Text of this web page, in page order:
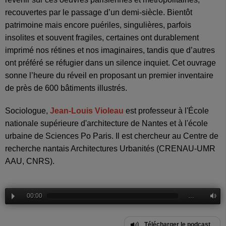
recouvertes par le passage d’un demi-siècle. Bientôt
patrimoine mais encore puériles, singulières, parfois
insolites et souvent fragiles, certaines ont durablement
imprimé nos rétines et nos imaginaires, tandis que d’autres
ont préféré se réfugier dans un silence inquiet. Cet ouvrage
sonne l’heure du réveil en proposant un premier inventaire
de près de 600 bâtiments illustrés.
Sociologue, Jean-Louis Violeau est professeur à l'École
nationale supérieure d'architecture de Nantes et à l'école
urbaine de Sciences Po Paris. Il est chercheur au Centre de
recherche nantais Architectures Urbanités (CRENAU-UMR
AAU, CNRS).
00:00 …
Télécharger le podcast